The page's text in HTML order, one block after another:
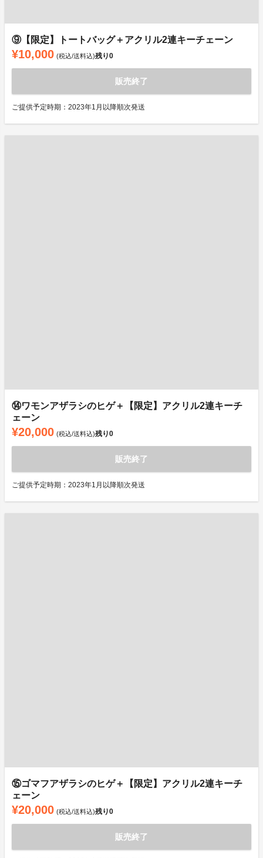
⑨【限定】トートバッグ＋アクリル2連キーチェーン
¥10,000 (税込/送料込)残り0
販売終了
ご提供予定時期：2023年1月以降順次発送
⑭ワモンアザラシのヒゲ＋【限定】アクリル2連キーチ
ェーン
¥20,000 (税込/送料込)残り0
販売終了
ご提供予定時期：2023年1月以降順次発送
⑮ゴマフアザラシのヒゲ＋【限定】アクリル2連キーチ
ェーン
¥20,000 (税込/送料込)残り0
販売終了